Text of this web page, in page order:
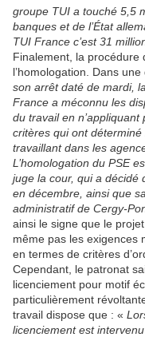
groupe TUI a touché 5,5
banques et de l’État
TUI France c’est 31
Finalement, la procédure
l’homologation. Dans
son arrêt daté de mardi,
France a méconnu les
du travail en n’appliquant
critères qui ont déterminé
travaillant dans les
L’homologation du PSE
juge la cour, qui a décidé
en décembre, ainsi que
administratif de Cergy-
ainsi le signe que le
même pas les exigences
en termes de critères
Cependant, le patronat
licenciement pour motif
particulièrement
travail dispose que : «
licenciement est